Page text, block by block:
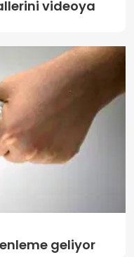
videoya
geliyor